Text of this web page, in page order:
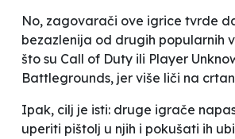
No, zagovarači ove igrice tvrde
bezazlenija od drugih popularnih
što su Call of Duty ili Player
Battlegrounds, jer više liči na
Ipak, cilj je isti: druge igrače
uperiti pištolj u njih i pokušati ih